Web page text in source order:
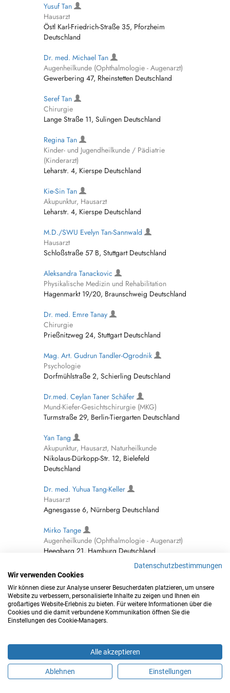
Yusuf Tan
Hausarzt
Östl Karl-Friedrich-Straße 35, Pforzheim
Deutschland
Dr. med. Michael Tan
Augenheilkunde (Ophthalmologie - Augenarzt)
Gewerbering 47, Rheinstetten Deutschland
Seref Tan
Chirurgie
Lange Straße 11, Sulingen Deutschland
Regina Tan
Kinder- und Jugendheilkunde / Pädiatrie
(Kinderarzt)
Leharstr. 4, Kierspe Deutschland
Kie-Sin Tan
Akupunktur, Hausarzt
Leharstr. 4, Kierspe Deutschland
M.D./SWU Evelyn Tan-Sannwald
Hausarzt
Schloßstraße 57 B, Stuttgart Deutschland
Aleksandra Tanackovic
Physikalische Medizin und Rehabilitation
Hagenmarkt 19/20, Braunschweig Deutschland
Dr. med. Emre Tanay
Chirurgie
Prießnitzweg 24, Stuttgart Deutschland
Mag. Art. Gudrun Tandler-Ogrodnik
Psychologie
Dorfmühlstraße 2, Schierling Deutschland
Dr.med. Ceylan Taner Schäfer
Mund-Kiefer-Gesichtschirurgie (MKG)
Turmstraße 29, Berlin-Tiergarten Deutschland
Yan Tang
Akupunktur, Hausarzt, Naturheilkunde
Nikolaus-Dürkopp-Str. 12, Bielefeld
Deutschland
Dr. med. Yuhua Tang-Keller
Hausarzt
Agnesgasse 6, Nürnberg Deutschland
Mirko Tange
Augenheilkunde (Ophthalmologie - Augenarzt)
Heegbarg 21, Hamburg Deutschland
Jens Tange
Celler Straße 32, Braunschweig Deutschland
Dr. med. Stefan Tange
Chirurgie
Dr. med. Gerard Tangerding
Innere Medizin (Internist)
Poststraße 2, Wangen im Allgäu Deutschland
Datenschutzbestimmungen
Wir verwenden Cookies
Wir können diese zur Analyse unserer Besucherdaten platzieren, um unsere
Website zu verbessern, personalisierte Inhalte zu zeigen und Ihnen ein
großartiges Website-Erlebnis zu bieten. Für weitere Informationen über die
Cookies und die damit verbundene Kommunikation öffnen Sie die
Einstellungen des Cookie-Managers.
Alle akzeptieren
Ablehnen Einstellungen